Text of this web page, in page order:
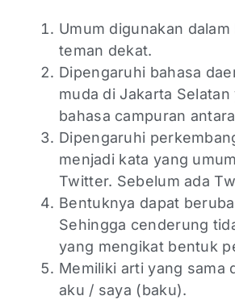
Umum digunakan
teman dekat.
Dipengaruhi bahasa
muda di Jakarta
bahasa campuran
Dipengaruhi
menjadi kata yang
Twitter. Sebelum ada
Bentuknya dapat
Sehingga cenderung
yang mengikat bentuk
Memiliki arti yang sama
aku / saya (baku).